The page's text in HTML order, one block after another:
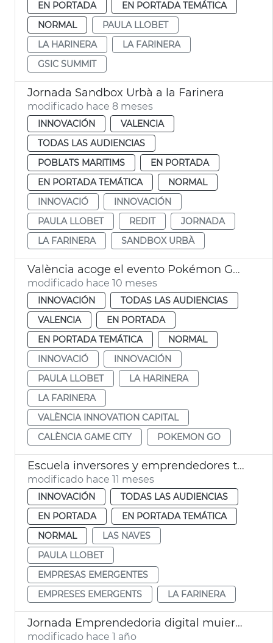
EN PORTADA
EN PORTADA TEMÁTICA
NORMAL
PAULA LLOBET
LA HARINERA
LA FARINERA
GSIC SUMMIT
Jornada Sandbox Urbà a la Farinera
modificado hace 8 meses
INNOVACIÓN
VALENCIA
TODAS LAS AUDIENCIAS
POBLATS MARITIMS
EN PORTADA
EN PORTADA TEMÁTICA
NORMAL
INNOVACIÓ
INNOVACIÓN
PAULA LLOBET
REDIT
JORNADA
LA FARINERA
SANDBOX URBÀ
València acoge el evento Pokémon GO City Safari 2025
modificado hace 10 meses
INNOVACIÓN
TODAS LAS AUDIENCIAS
VALENCIA
EN PORTADA
EN PORTADA TEMÁTICA
NORMAL
INNOVACIÓ
INNOVACIÓN
PAULA LLOBET
LA HARINERA
LA FARINERA
VALÈNCIA INNOVATION CAPITAL
CALÈNCIA GAME CITY
POKEMON GO
Escuela inversores y emprendedores tecnológicos València
modificado hace 11 meses
INNOVACIÓN
TODAS LAS AUDIENCIAS
EN PORTADA
EN PORTADA TEMÁTICA
NORMAL
LAS NAVES
PAULA LLOBET
EMPRESAS EMERGENTES
EMPRESES EMERGENTS
LA FARINERA
Jornada Emprendedoria digital muieres La Harinera
modificado hace 1 año